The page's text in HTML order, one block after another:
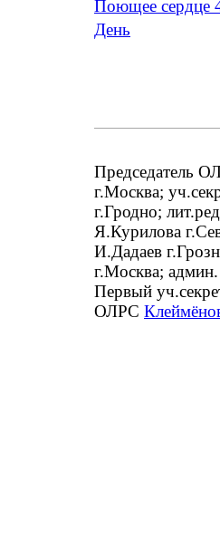
Поющее сердце
День
Председатель
г.Москва;
г.Гродно;
Я.Курилова
И.Дадаев
г.Москва;
Первый
ОЛРС